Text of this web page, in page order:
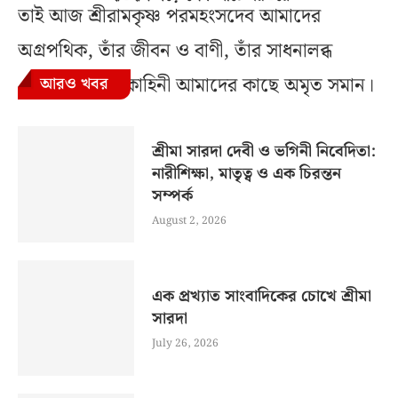
তাই আজ শ্রীরামকৃষ্ণ পরমহংসদেব আমাদের
অগ্রপথিক, তাঁর জীবন ও বাণী, তাঁর সাধনালব্ধ
বিবরণ, কথা ও কাহিনী আমাদের কাছে অমৃত সমান।
আরও খবর
শ্রীমা সারদা দেবী ও ভগিনী নিবেদিতা:
নারীশিক্ষা, মাতৃত্ব ও এক চিরন্তন
সম্পর্ক
August 2, 2026
এক প্রখ্যাত সাংবাদিকের চোখে শ্রীমা
সারদা
July 26, 2026